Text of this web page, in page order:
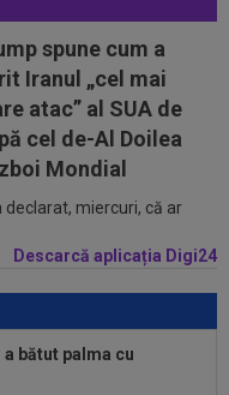
spune cum a
Iranul „cel mai
atac” al SUA de
cel de-Al Doilea
Mondial
declarat, miercuri, că ar
Descarcă aplicația Digi24
Yan
Turcia
bătut palma cu